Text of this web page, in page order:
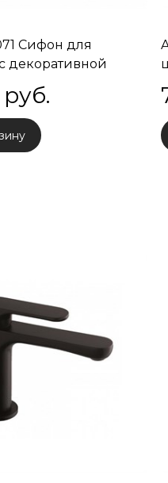
Сифон для
декоративной
золотой атласный
руб.